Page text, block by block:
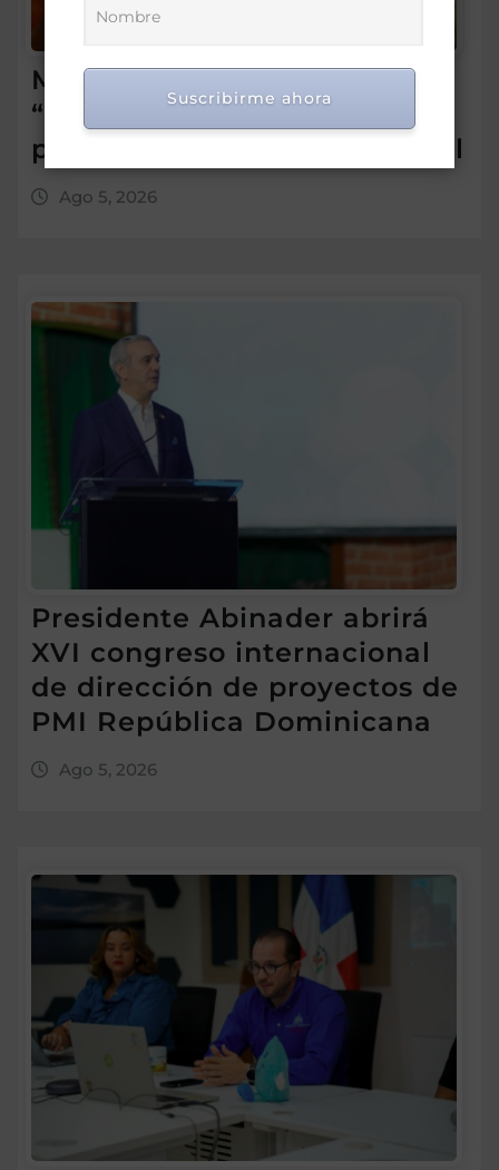
Morrison insta a diputados a
“leer más” antes de criticar
préstamo para seguridad vial
Ago 5, 2026
Presidente Abinader abrirá
XVI congreso internacional
de dirección de proyectos de
PMI República Dominicana
Ago 5, 2026
Suscribirme ahora